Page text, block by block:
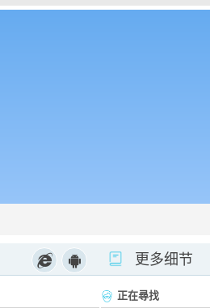
更多细节
正在尋找